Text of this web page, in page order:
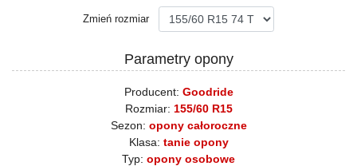
Zmień rozmiar
Parametry opony
Producent: Goodride
Rozmiar: 155/60 R15
Sezon: opony całoroczne
Klasa: tanie opony
Typ: opony osobowe